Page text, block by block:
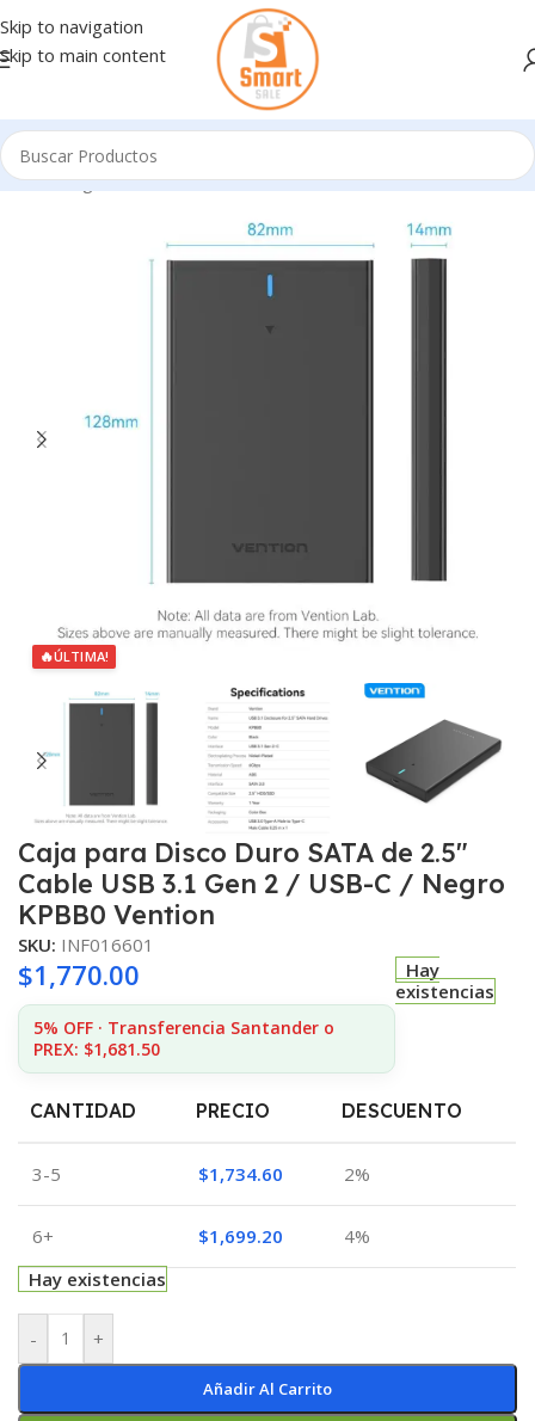
Skip to navigation
Skip to main content
Inicio/Ingresando
🔥ÚLTIMA!
Caja para Disco Duro SATA de 2.5″
Cable USB 3.1 Gen 2 / USB-C / Negro
KPBB0 Vention
SKU: INF016601
$1,770.00
5% OFF · Transferencia Santander o
PREX: $1,681.50
Hay
existencias
CANTIDAD PRECIO DESCUENTO
3-5 $1,734.60 2%
6+ $1,699.20
4%
Hay existencias
- +
Añadir Al Carrito